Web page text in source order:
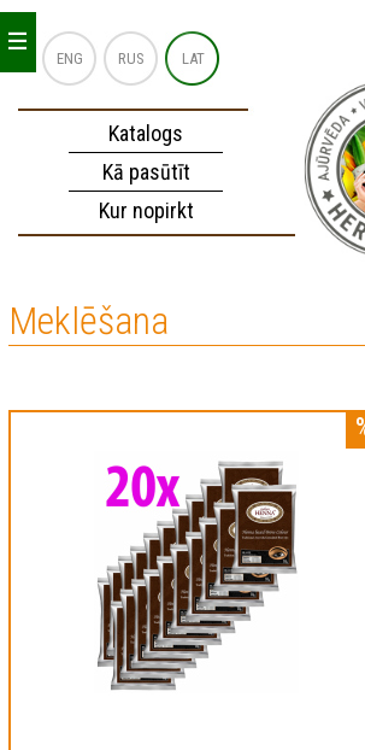
ENG RUS LAT
Katalogs
Kā pasūtīt
Kur nopirkt
_
_
_
Meklēšana